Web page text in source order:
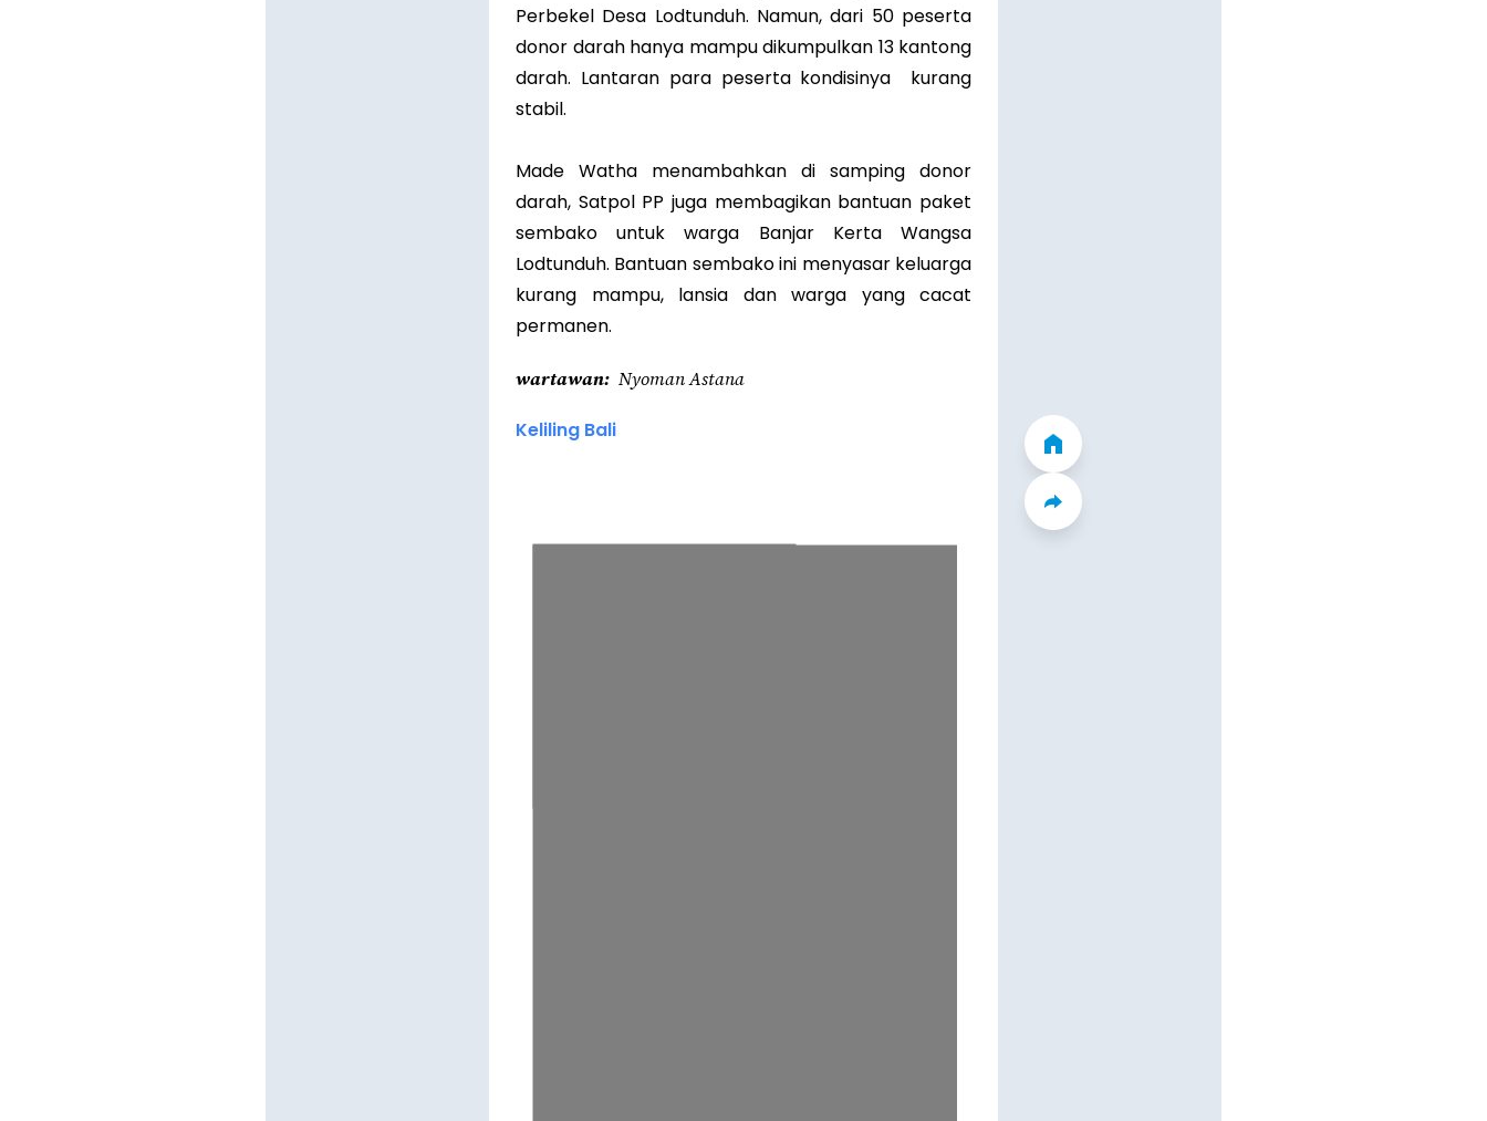
Perbekel Desa Lodtunduh. Namun, dari 50 peserta
donor darah hanya mampu dikumpulkan 13 kantong
darah. Lantaran para peserta kondisinya kurang
stabil.
Made Watha menambahkan di samping donor
darah, Satpol PP juga membagikan bantuan paket
sembako untuk warga Banjar Kerta Wangsa
Lodtunduh. Bantuan sembako ini menyasar keluarga
kurang mampu, lansia dan warga yang cacat
permanen.
wartawan Nyoman Astana
Keliling Bali